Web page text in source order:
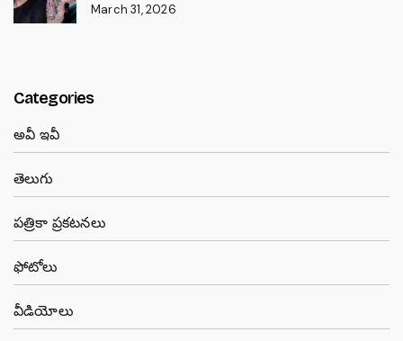
March 31, 2026
Categories
అవీ ఇవీ
తెలుగు
పత్రికా ప్రకటనలు
ఫోటోలు
వీడియోలు